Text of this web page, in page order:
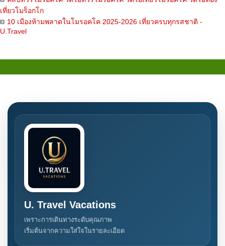
เที่ยวโมร็อกโก
10 เมืองห้ามพลาดในโมรอคโค 2025-2026 เที่ยวครบทุกรสชาติ -
U.Travel
U. Travel Vacations
เพราะการเดินทางระดับคุณภาพ
เริ่มต้นจากความใส่ใจในรายละเอียด